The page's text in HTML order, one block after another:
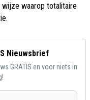
waarop totalitaire
Nieuwsbrief
GRATIS en voor niets in